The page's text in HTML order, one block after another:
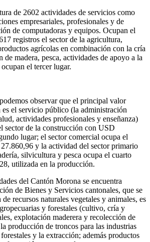
de 2602 actividades de servicios como
empresariales, profesionales y de
de computadoras y equipos. Ocupan el
registros el sector de la agricultura,
agrícolas en combinación con la cría
de madera, pesca, actividades de apoyo a la
el tercer lugar.
observar que el principal valor
el servicio público (la administración
actividades profesionales y enseñanza)
sector de la construcción con USD
lugar; el sector comercial ocupa el
y la actividad del sector primario
silvicultura y pesca ocupa el cuarto
utilizada en la producción.
del Cantón Morona se encuentra
de Bienes y Servicios cantonales, que se
recursos naturales vegetales y animales, es
y forestales (cultivo, cría y
explotación maderera y recolección de
producción de troncos para las industrias
y la extracción; además productos